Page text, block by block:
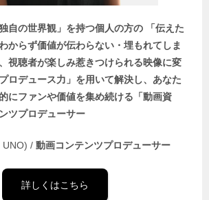
自の世界観」を持つ個人の方の 「伝えた
からず価値が伝わらない・埋もれてしま
視聴者が楽しみ惹きつけられる映像に変
ロデュース力」を用いて解決し、あなた
にファンや価値を集め続ける「動画資
ツプロデューサー
/ 動画コンテンツプロデューサー
詳しくはこちら